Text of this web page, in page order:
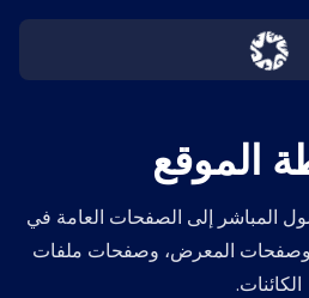
الموقع
المباشر إلى الصفحات العامة في
وصفحات المعرض، وصفحات ملفات
الكائنات.